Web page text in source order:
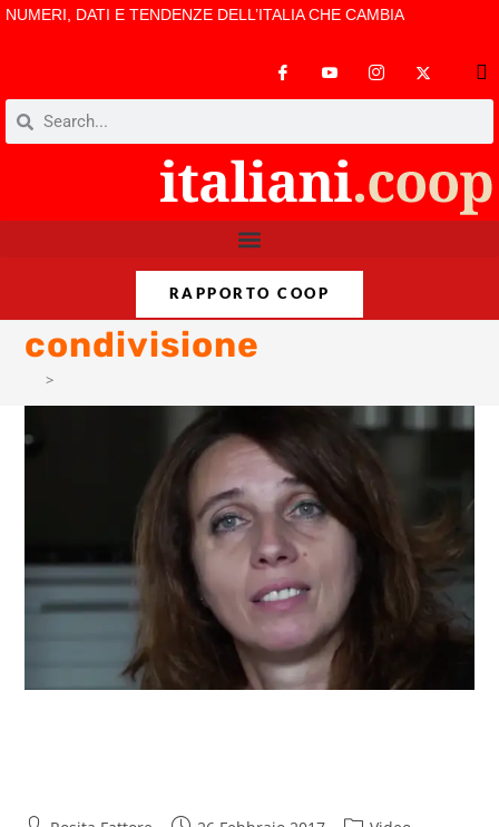
NUMERI, DATI E TENDENZE DELL’ITALIA CHE CAMBIA
RAPPORTO COOP
condivisione
>